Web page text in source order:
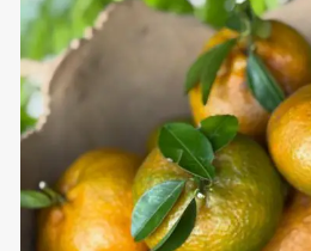
sweetkwisine
Nov 21